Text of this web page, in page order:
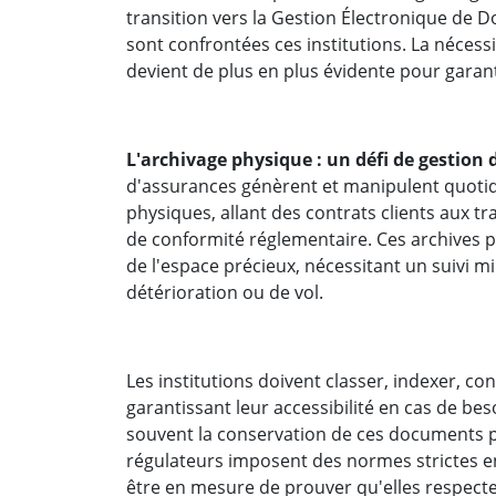
transition vers la Gestion Électronique de
sont confrontées ces institutions. La
devient de plus en plus évidente pour
L'archivage physique : un défi de
d'assurances génèrent et manipulent
physiques, allant des contrats clients aux
de conformité réglementaire. Ces
de l'espace précieux, nécessitant un suivi
détérioration ou de vol.
Les institutions doivent classer, indexer,
garantissant leur accessibilité en cas de
souvent la conservation de ces documents
régulateurs imposent des normes strictes
être en mesure de prouver qu'elles